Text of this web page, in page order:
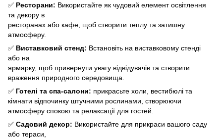
✅ Ресторани: Використайте як чудовий елемент освітлення
та декору в
ресторанах або кафе, щоб створити теплу та затишну
атмосферу.
✅ Виставковий стенд: Встановіть на виставковому стенді
або на
ярмарку, щоб привернути увагу відвідувачів та створити
враження природного середовища.
✅ Готелі та спа-салони: прикрасьте холи, вестибюлі та
кімнати відпочинку штучними рослинами, створюючи
атмосферу спокою та релаксації для гостей.
✅ Садовий декор: Використайте для прикраси вашого саду
або тераси,